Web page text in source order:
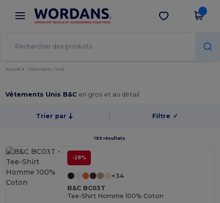
× Appli Wordans
Meilleurs prix sur l’app !
Obtenir l'appli
Accueil Vêtements | Unis
Vêtements Unis B&C en gros et au détail
Trier par Filtre ✓
193 résultats.
-28%
+34
B&C BC03T
Tee-Shirt Homme 100% Coton